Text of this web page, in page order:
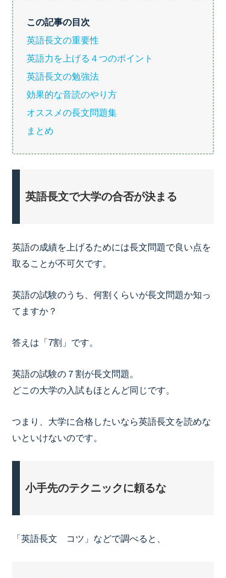
この記事の目次
英語長文の重要性
英語力を上げる４つのポイント
英語長文の勉強法
効果的な音読のやり方
オススメの長文問題集
まとめ
英語長文で大学の合否が決まる
英語の成績を上げるためには長文問題で良い点を
取ることが不可欠です。
英語の試験のうち、何割くらいが長文問題か知っ
てますか？
答えは「7割」です。
英語の試験の７割が長文問題。
どこの大学の入試もほとんど同じです。
つまり、大学に合格したいなら英語長文を読めな
いといけないのです。
小手先のテクニックに頼るな
「英語長文 コツ」などで調べると、